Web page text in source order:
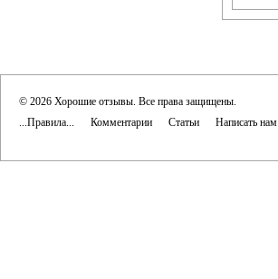
© 2026 Хорошие отзывы. Все права защищены.
...Правила...
Комментарии Статьи Написать нам